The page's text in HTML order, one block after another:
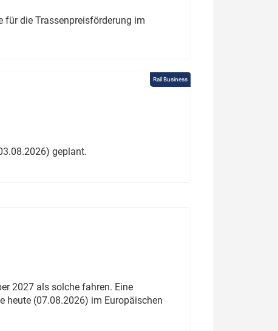
für die Trassenpreisförderung im
Rail Business
geplant.
2027 als solche fahren. Eine
heute (07.08.2026) im Europäischen